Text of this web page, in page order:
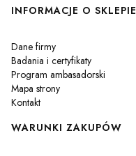
Linki w stopce
INFORMACJE O SKLEPIE
Dane firmy
Badania i certyfikaty
Program ambasadorski
Mapa strony
Kontakt
WARUNKI ZAKUPÓW